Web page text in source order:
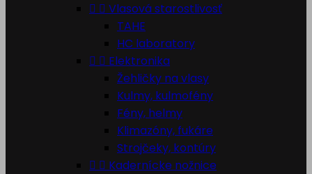
  Vlasová starostlivosť
TAHE
HC laboratory
  Elektronika
Žehličky na vlasy
Kulmy, kulmofény
Fény, helmy
Klimazóny, fukáre
Strojčeky, kontúry
  Kadernícke nožnice